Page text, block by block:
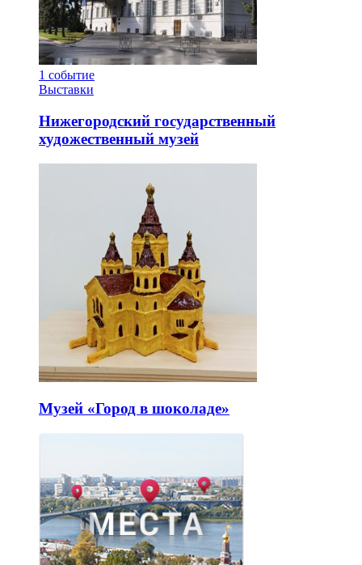
1 событие
Выставки
Нижегородский государственный
художественный музей
Музей «Город в шоколаде»